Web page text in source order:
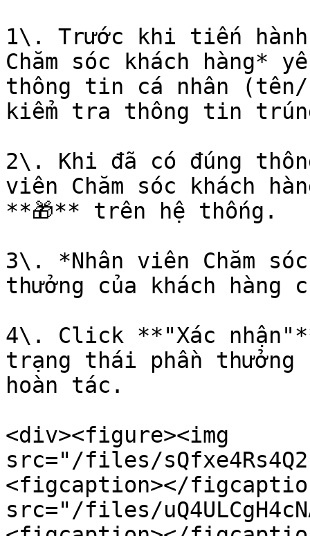
1\. Trước khi tiến
Chăm sóc khách hàng*
thông tin cá nhân
kiểm tra thông tin
2\. Khi đã có đúng
viên Chăm sóc khách
**🎁** trên hệ thống.
3\. *Nhân viên Chăm
thưởng của khách hàng
4\. Click **"Xác
trạng thái phần
hoàn tác.
<div><figure><img
src="/files/
<figcaption></
src="/files/